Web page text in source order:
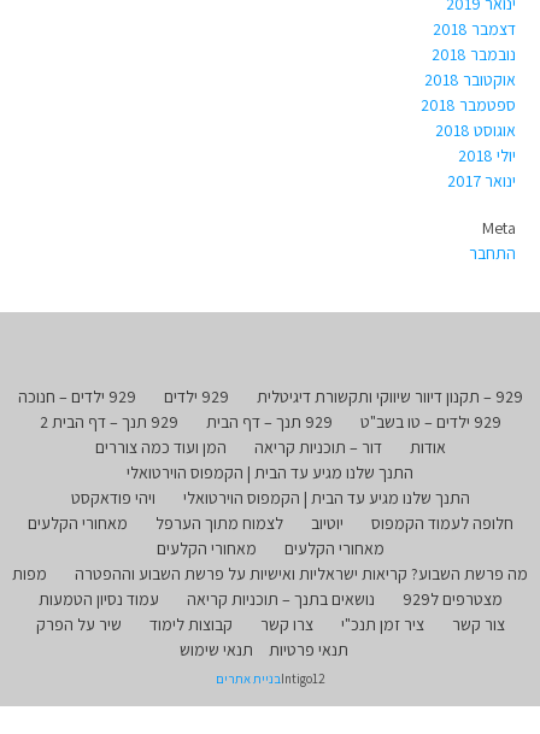
דצמבר 2018
נובמבר 2018
אוקטובר 2018
ספטמבר 2018
אוגוסט 2018
יולי 2018
ינואר 2017
Meta
התחבר
929 – תקנון דיוור שיווקי ותקשורת דיגיטלית 929 ילדים
929 ילדים – חנוכה
929 ילדים – טו בשב"ט
929 תנך – דף הבית
929 תנך – דף הבית 2
אודות
דור – תוכניות קריאה
המן ועוד כמה צוררים
התנך שלנו מגיע עד הבית | הקמפוס הוירטואלי
התנך שלנו מגיע עד הבית | הקמפוס הוירטואלי
ויהי פודאקסט
חלופה לעמוד הקמפוס
יוטיוב לצמוח מתוך הערפל
מאחורי הקלעים
מאחורי הקלעים
מאחורי הקלעים
מה פרשת השבוע? קריאות ישראליות ואישיות על פרשת השבוע וההפטרה
מפות
מצטרפים ל929
נושאים בתנך – תוכניות קריאה
עמוד נסיון הטמעות
צור קשר
ציר זמן תנכ"י צרו קשר קבוצות לימוד
שיר על הפרק
תנאי פרטיות
תנאי שימוש
Intigo12בניית אתרים